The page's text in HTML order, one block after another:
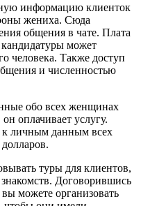
информацию клиенток
жениха. Сюда
общения в чате. Плата
может
человека. Также доступ
и численностью
обо всех женщинах
оплачивает услугу.
личным данным всех
туры для клиентов,
Договорившись
можете организовать